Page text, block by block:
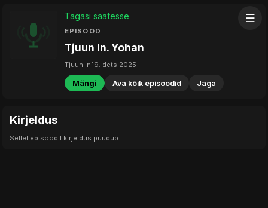
☰
Tagasi saatesse
EPISOOD
Tjuun In. Yohan
Tjuun In19. dets 2025
Mängi Ava kõik episoodid Jaga
Kirjeldus
Sellel episoodil kirjeldus puudub.